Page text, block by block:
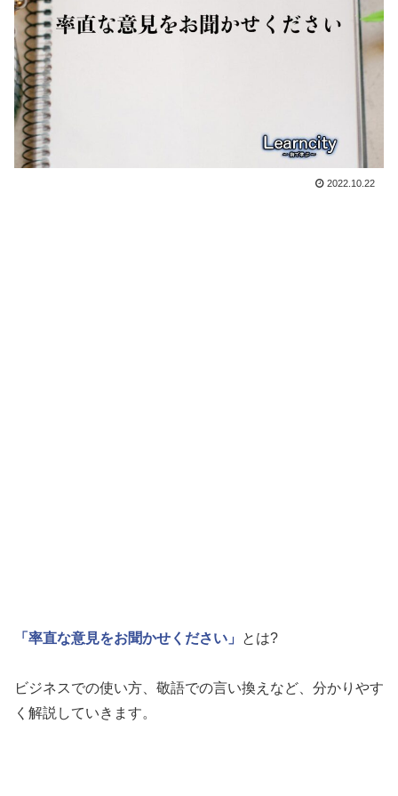
2022.10.22
「率直な意見をお聞かせください」 とは?
ビジネスでの使い方、敬語での言い換えなど、分かりやす
く解説していきます。